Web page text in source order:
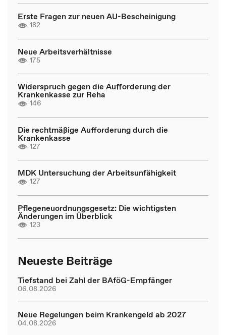
Erste Fragen zur neuen AU-Bescheinigung
182
Neue Arbeitsverhältnisse
175
Widerspruch gegen die Aufforderung der
Krankenkasse zur Reha
146
Die rechtmäßige Aufforderung durch die
Krankenkasse
127
MDK Untersuchung der Arbeitsunfähigkeit
127
Pflegeneuordnungsgesetz: Die wichtigsten
Änderungen im Überblick
123
Neueste Beiträge
Tiefstand bei Zahl der BAföG-Empfänger
06.08.2026
Neue Regelungen beim Krankengeld ab 2027
04.08.2026